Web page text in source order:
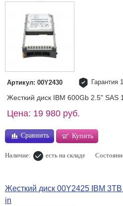
Артикул: 00Y2430 Гарантия
Жесткий диск IBM 600Gb 2.5" SAS
Цена: 19 980 руб.
Сравнить Купить
Наличие: есть на складе
Жесткий диск 00Y2425 IBM
in